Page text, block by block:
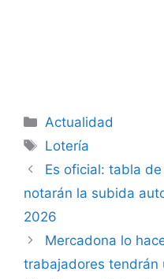
Categorías
Actualidad
Etiquetas
Lotería
Es oficial: tabla
notarán la subida
2026
Mercadona lo
trabajadores tendrán